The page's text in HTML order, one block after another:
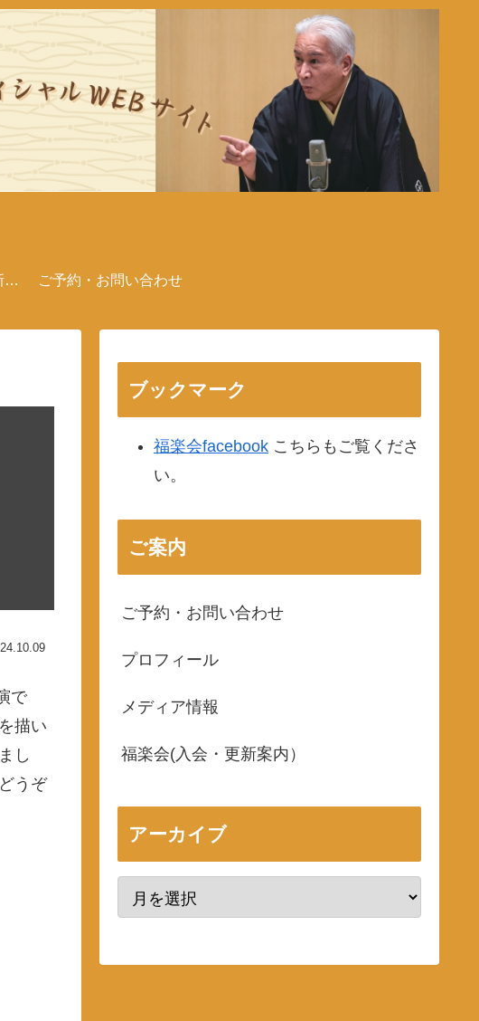
案 ご予約・お問い合わせ
で
描い
し
うぞ
ブックマーク
福楽会facebook こちらもご覧くださ
い。
ご案内
ご予約・お問い合わせ
プロフィール
メディア情報
福楽会(入会・更新案内）
アーカイブ